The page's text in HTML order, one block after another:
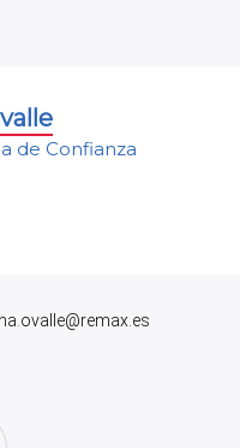
de Confianza